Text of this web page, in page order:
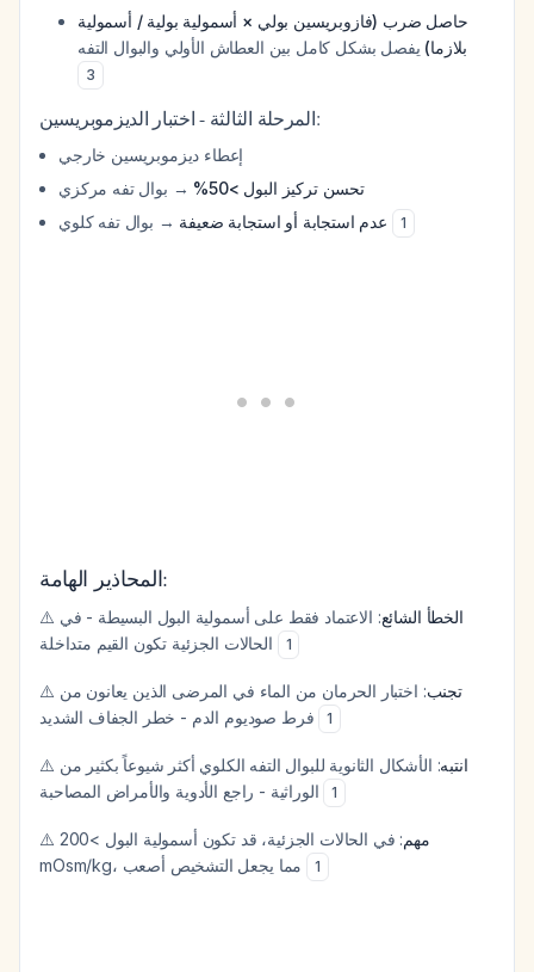
حاصل ضرب (فازوبريسين بولي × أسمولية بولية / أسمولية
بلازما) يفصل بشكل كامل بين العطاش الأولي والبوال التفه
3
المرحلة الثالثة - اختبار الديزموبريسين:
إعطاء ديزموبريسين خارجي
تحسن تركيز البول >50%
→ بوال تفه مركزي
عدم استجابة أو استجابة ضعيفة
1
المحاذير الهامة:
⚠️ الخطأ الشائع: الاعتماد فقط على أسمولية البول البسيطة - في
1
⚠️ تجنب: اختبار الحرمان من الماء في المرضى الذين يعانون من
1
⚠️ انتبه: الأشكال الثانوية للبوال التفه الكلوي أكثر شيوعاً بكثير من
1
⚠️ مهم
: في الحالات الجزئية، قد تكون أسمولية البول >200
1